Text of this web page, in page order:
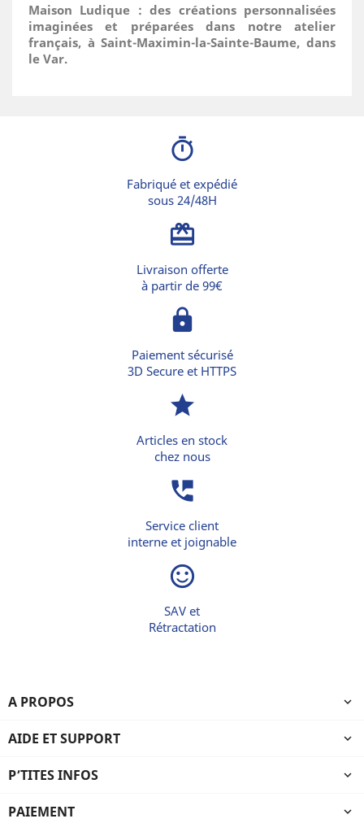
Maison Ludique : des créations personnalisées
imaginées et préparées dans notre atelier
français, à Saint-Maximin-la-Sainte-Baume, dans
le Var.
timer
Fabriqué et expédié
sous 24/48H
card_giftcard
Livraison offerte
à partir de 99€
lock
Paiement sécurisé
3D Secure et HTTPS
star
Articles en stock
chez nous
perm_phone_msg
Service client
interne et joignable
sentiment_satisfied_alt
SAV et
Rétractation
A PROPOS 
AIDE ET SUPPORT 
P’TITES INFOS 
PAIEMENT 